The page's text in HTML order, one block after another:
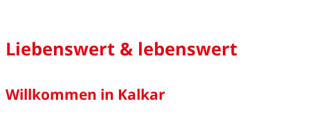
Liebenswert & lebenswert
Willkommen in Kalkar